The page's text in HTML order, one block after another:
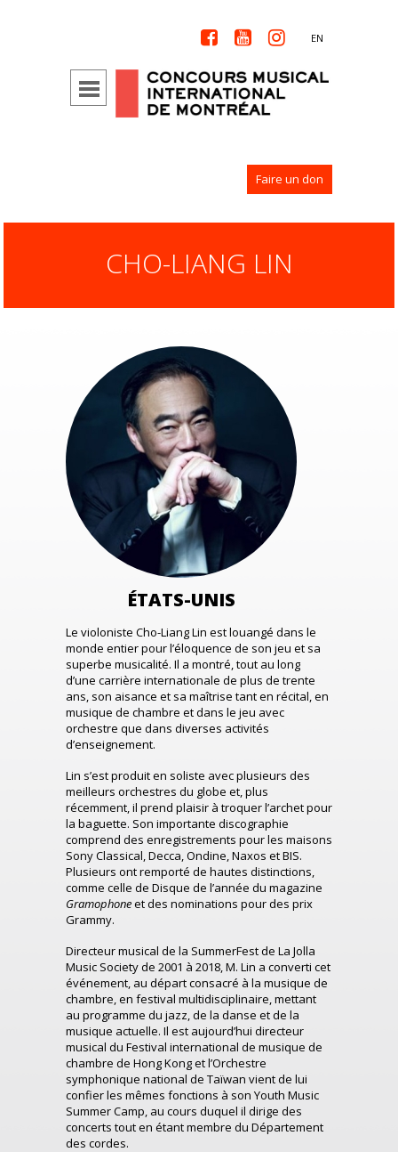
   EN
Faire un don
CHO-LIANG LIN
ÉTATS-UNIS
Le violoniste Cho-Liang Lin est louangé dans le
monde entier pour l’éloquence de son jeu et sa
superbe musicalité. Il a montré, tout au long
d’une carrière internationale de plus de trente
ans, son aisance et sa maîtrise tant en récital, en
musique de chambre et dans le jeu avec
orchestre que dans diverses activités
d’enseignement.
Lin s’est produit en soliste avec plusieurs des
meilleurs orchestres du globe et, plus
récemment, il prend plaisir à troquer l’archet pour
la baguette. Son importante discographie
comprend des enregistrements pour les maisons
Sony Classical, Decca, Ondine, Naxos et BIS.
Plusieurs ont remporté de hautes distinctions,
comme celle de Disque de l’année du magazine
Gramophoneet des nominations pour des prix
Grammy.
Directeur musical de la SummerFest de La Jolla
Music Society de 2001 à 2018, M. Lin a converti cet
événement, au départ consacré à la musique de
chambre, en festival multidisciplinaire, mettant
au programme du jazz, de la danse et de la
musique actuelle. Il est aujourd’hui directeur
musical du Festival international de musique de
chambre de Hong Kong et l’Orchestre
symphonique national de Taïwan vient de lui
confier les mêmes fonctions à son Youth Music
Summer Camp, au cours duquel il dirige des
concerts tout en étant membre du Département
des cordes.